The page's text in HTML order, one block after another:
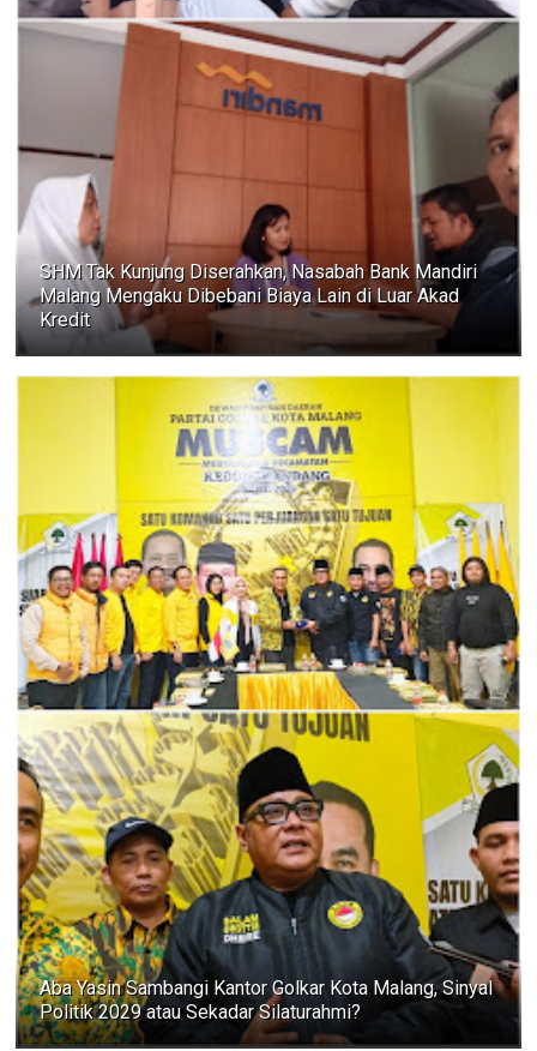
SHM Tak Kunjung Diserahkan, Nasabah Bank Mandiri
Malang Mengaku Dibebani Biaya Lain di Luar Akad
Kredit
Aba Yasin Sambangi Kantor Golkar Kota Malang, Sinyal
Politik 2029 atau Sekadar Silaturahmi?